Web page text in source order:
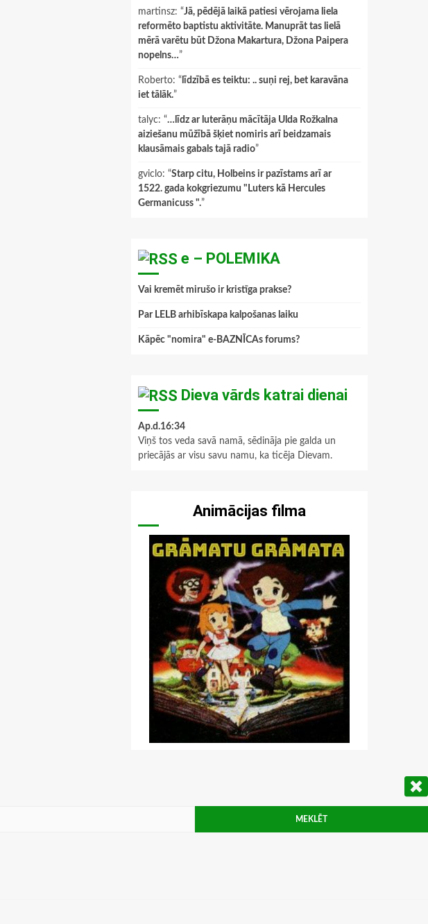
martinsz: “Jā, pēdējā laikā patiesi vērojama liela
reformēto baptistu aktivitāte. Manuprāt tas lielā
mērā varētu būt Džona Makartura, Džona Paipera
nopelns…”
Roberto: “ līdzībā es teiktu: .. suņi rej, bet karavāna
iet tālāk.”
talyc: “…līdz ar luterāņu mācītāja Ulda Rožkalna
aiziešanu mūžībā šķiet nomiris arī beidzamais
klausāmais gabals tajā radio”
gviclo: “Starp citu, Holbeins ir pazīstams arī ar
1522. gada kokgriezumu "Luters kā Hercules
Germanicuss ".”
e – POLEMIKA
Vai kremēt mirušo ir kristīga prakse?
Par LELB arhibīskapa kalpošanas laiku
Kāpēc "nomira" e-BAZNĪCAs forums?
Dieva vārds katrai dienai
Ap.d.16:34
Viņš tos veda savā namā, sēdināja pie galda un
priecājās ar visu savu namu, ka ticēja Dievam.
Animācijas filma